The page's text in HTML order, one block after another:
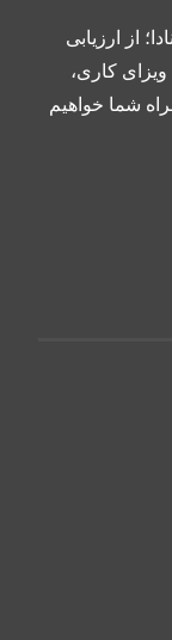
از ارزیابی
کاری،
شما خواهیم